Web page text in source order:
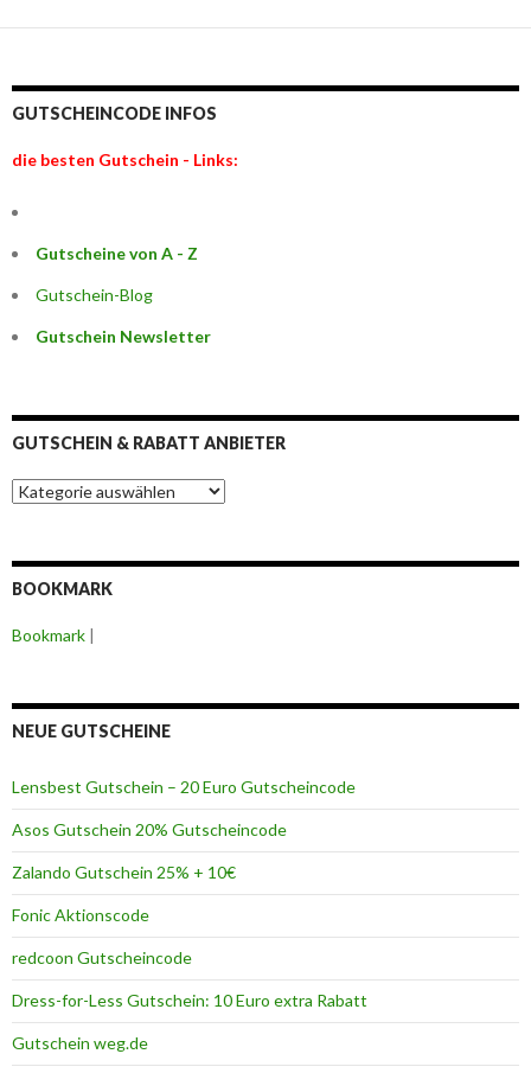
GUTSCHEINCODE INFOS
die besten Gutschein - Links:
Gutscheine von A - Z
Gutschein-Blog
Gutschein Newsletter
GUTSCHEIN & RABATT ANBIETER
G
u
h
i
R
a
t
t
A
n
b
i
e
t
e
r
BOOKMARK
Bookmark |
NEUE GUTSCHEINE
Lensbest Gutschein – 20 Euro Gutscheincode
Asos Gutschein 20% Gutscheincode
Zalando Gutschein 25% + 10€
Fonic Aktionscode
redcoon Gutscheincode
Dress-for-Less Gutschein: 10 Euro extra Rabatt
Gutschein weg.de